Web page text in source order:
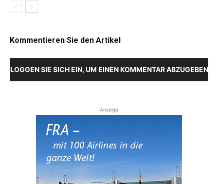
Kommentieren Sie den Artikel
LOGGEN SIE SICH EIN, UM EINEN KOMMENTAR ABZUGEBEN
Anzeige